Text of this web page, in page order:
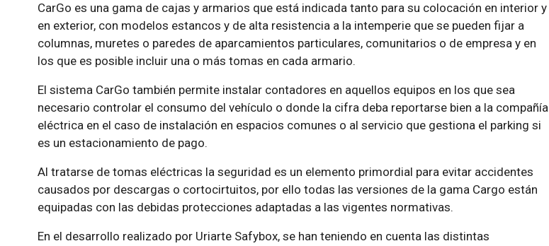
CarGo es una gama de cajas y armarios que está indicada tanto para su colocación en interior y
en exterior, con modelos estancos y de alta resistencia a la intemperie que se pueden fijar a
columnas, muretes o paredes de aparcamientos particulares, comunitarios o de empresa y en
los que es posible incluir una o más tomas en cada armario.
El sistema CarGo también permite instalar contadores en aquellos equipos en los que sea
necesario controlar el consumo del vehículo o donde la cifra deba reportarse bien a la compañía
eléctrica en el caso de instalación en espacios comunes o al servicio que gestiona el parking si
es un estacionamiento de pago.
Al tratarse de tomas eléctricas la seguridad es un elemento primordial para evitar accidentes
causados por descargas o cortocirtuitos, por ello todas las versiones de la gama Cargo están
equipadas con las debidas protecciones adaptadas a las vigentes normativas.
En el desarrollo realizado por Uriarte Safybox, se han teniendo en cuenta las distintas